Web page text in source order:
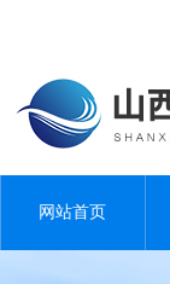
网站首页